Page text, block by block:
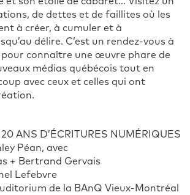
de dettes et de faillites où les
à créer, à cumuler et à
délire. C’est un rendez-vous à
pour connaître une œuvre phare de
médias québécois tout en
avec ceux et celles qui ont
ANS D’ÉCRITURES NUMÉRIQUES
Péan, avec
+ Bertrand Gervais
Lefebvre
de la BAnQ Vieux-Montréal